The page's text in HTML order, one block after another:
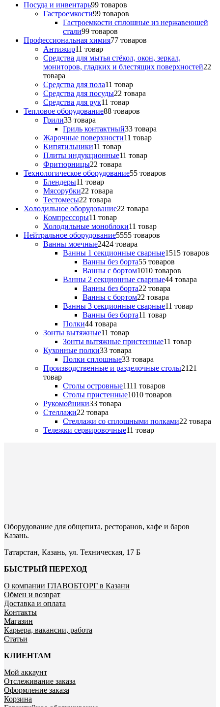
Посуда и инвентарь99 товаров
Гастроемкости99 товаров
Гастроемкости сплошные из нержавеющей
стали99 товаров
Профессиональная химия77 товаров
Антижир11 товар
Средства для мытья стёкол, окон, зеркал,
мониторов, гладких и блестящих поверхностей22
товара
Средства для пола11 товар
Средства для посуды22 товара
Средства для рук11 товар
Тепловое оборудование88 товаров
Грили33 товара
Гриль контактный33 товара
Жарочные поверхности11 товар
Кипятильники11 товар
Плиты индукционные11 товар
Фритюрницы22 товара
Технологическое оборудование55 товаров
Блендеры11 товар
Мясорубки22 товара
Тестомесы22 товара
Холодильное оборудование22 товара
Компрессоры11 товар
Холодильные моноблоки11 товар
Нейтральное оборудование5555 товаров
Ванны моечные2424 товара
Ванны 1 секционные сварные1515 товаров
Ванны без борта55 товаров
Ванны с бортом1010 товаров
Ванны 2 секционные сварные44 товара
Ванны без борта22 товара
Ванны с бортом22 товара
Ванны 3 секционные сварные11 товар
Ванны без борта11 товар
Полки44 товара
Зонты вытяжные11 товар
Зонты вытяжные пристенные11 товар
Кухонные полки33 товара
Полки сплошные33 товара
Производственные и разделочные столы21 21
товар
Столы островные1111 товаров
Столы пристенные1010 товаров
Рукомойники33 товара
Стеллажи22 товара
Стеллажи со сплошными полками22 товара
Тележки сервировочные11 товар
Оборудование для общепита, ресторанов, кафе и баров
Казань.
Татарстан, Казань, ул. Техническая, 17 Б
БЫСТРЫЙ ПЕРЕХОД
О компании ГЛАВОБТОРГ в Казани
Обмен и возврат
Доставка и оплата
Контакты
Магазин
Карьера, вакансии, работа
Статьи
КЛИЕНТАМ
Мой аккаунт
Отслеживание заказа
Оформление заказа
Корзина